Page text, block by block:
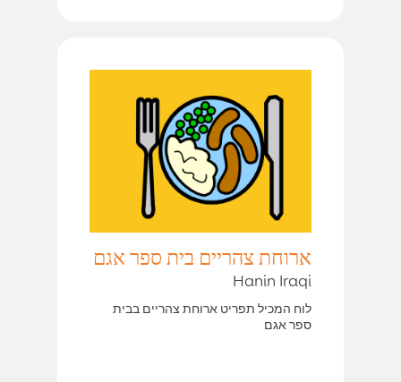
ארוחת צהריים בית ספר אגם
Hanin Iraqi
לוח המכיל תפריט ארוחת צהריים בבית
ספר אגם